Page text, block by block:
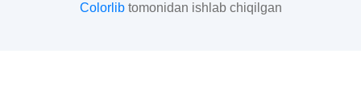
Colorlibtomonidan ishlab chiqilgan